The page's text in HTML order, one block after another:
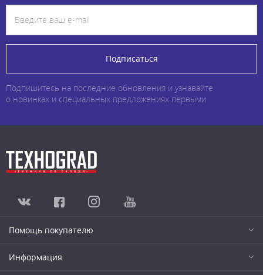
Подписаться
Подпишитесь на последние обновления и узнавайте
о новинках и специальных предложениях первыми
Помощь покупателю
Информация